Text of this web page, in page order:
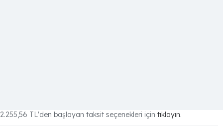
2.255,56 TL'den başlayan taksit seçenekleri için tıklayın.